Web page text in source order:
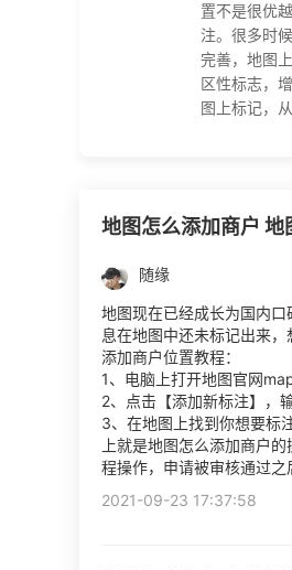
置不是很优
注。很多时
完善，地图
区性标志，
图上标记，
地图怎么添加商户
随缘
地图现在已经成长为国内
息在地图中还未标记出来
添加商户位置教程：
1、电脑上打开地图官网
2、点击【添加新标注】，
3、在地图上找到你想要标
上就是地图怎么添加商户
程操作，申请被审核通过之
2021-09-23 17:37:58